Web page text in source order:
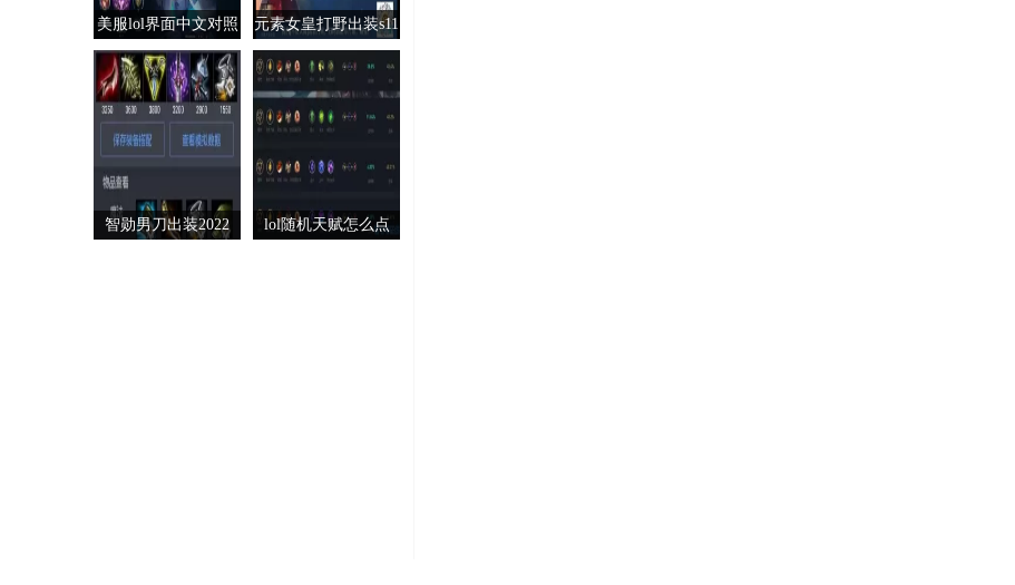
美服lol界面中文对照 元素女皇打野出装s11
智勋男刀出装2022 lol随机天赋怎么点